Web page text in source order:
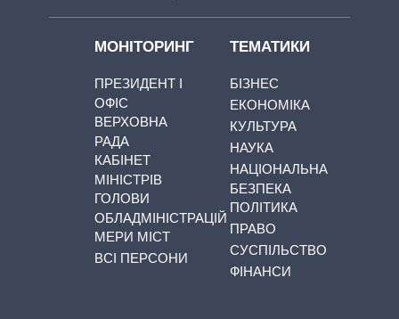
МОНІТОРИНГ
ПРЕЗИДЕНТ І
ОФІС
ВЕРХОВНА
РАДА
КАБІНЕТ
МІНІСТРІВ
ГОЛОВИ
ОБЛАДМІНІСТРАЦІЙ
МЕРИ МІСТ
ВСІ ПЕРСОНИ
ТЕМАТИКИ
БІЗНЕС
ЕКОНОМІКА
КУЛЬТУРА
НАУКА
НАЦІОНАЛЬНА
БЕЗПЕКА
ПОЛІТИКА
ПРАВО
СУСПІЛЬСТВО
ФІНАНСИ